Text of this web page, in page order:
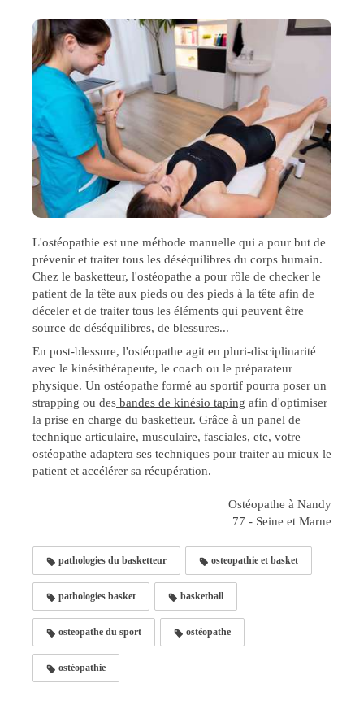
L'ostéopathie est une méthode manuelle qui a pour but de
prévenir et traiter tous les déséquilibres du corps humain.
Chez le basketteur, l'ostéopathe a pour rôle de checker le
patient de la tête aux pieds ou des pieds à la tête afin de
déceler et de traiter tous les éléments qui peuvent être
source de déséquilibres, de blessures...
En post-blessure, l'ostéopathe agit en pluri-disciplinarité
avec le kinésithérapeute, le coach ou le préparateur
physique. Un ostéopathe formé au sportif pourra poser un
strapping ou des bandes de kinésio taping afin d'optimiser
la prise en charge du basketteur. Grâce à un panel de
technique articulaire, musculaire, fasciales, etc, votre
ostéopathe adaptera ses techniques pour traiter au mieux le
patient et accélérer sa récupération.
Ostéopathe à Nandy
77 - Seine et Marne
pathologies du basketteur osteopathie et basket
pathologies basket basketball
osteopathe du sport ostéopathe
ostéopathie